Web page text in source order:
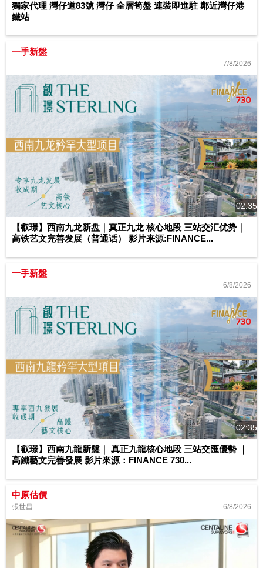
獨家代理 灣仔道83號 灣仔 全層筍盤 連裝即進駐 鄰近灣仔港
鐵站
一手新盤
7/8/2026
02:35
【叡璟】西南九龙新盘｜真正九龙 核心地段 三站交汇优势｜
高铁艺文完善发展（普通话） 影片来源:FINANCE...
一手新盤
6/8/2026
02:35
【叡璟】西南九龍新盤｜ 真正九龍核心地段 三站交匯優勢 ｜
高鐵藝文完善發展 影片來源：FINANCE 730...
中原估價
張世昌 6/8/2026